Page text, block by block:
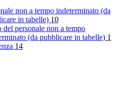
non a tempo indeterminato (da
in tabelle) 10
del personale non a tempo
(da pubblicare in tabelle) 1
14